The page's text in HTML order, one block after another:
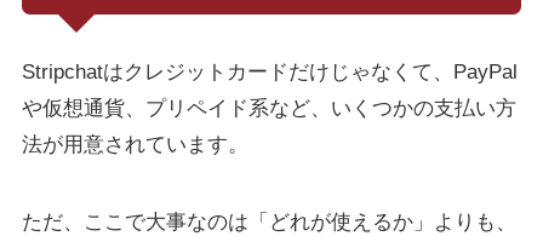
Stripchatはクレジットカードだけじゃなくて、PayPal
や仮想通貨、プリペイド系など、いくつかの支払い方
法が用意されています。
ただ、ここで大事なのは「どれが使えるか」よりも、